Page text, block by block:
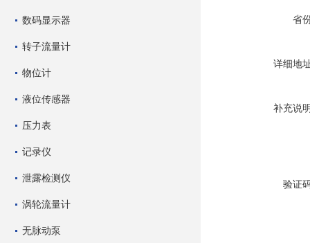
数码显示器
转子流量计
物位计
液位传感器
压力表
记录仪
泄露检测仪
涡轮流量计
无脉动泵
省
详细地
补充说
验证